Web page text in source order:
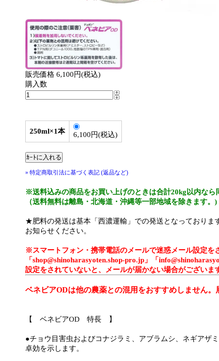
販売価格 6,100円(税込)
購入数
250ml×1本 6,100円(税込)
» 特定商取引法に基づく表記 (返品など)
※送料込みの商品をお買い上げのときは合計20kg以内なら
（送料無料は離島・北海道・沖縄等一部地域を除きます。)
★肥料の発送は基本「西濃運輸」での発送となっておりま
お知らせください。
※スマートフォン・携帯電話のメールで迷惑メール設定を
「shop@shinoharasyoten.shop-pro.jp」「
設定をされていないと、メールが届かない場合がございま
ベネビアODは他の農薬との混用をおすすめしません。
【 ベネビアOD 特長 】
●チョウ目害虫およびコナジラミ、アブラムシ、ネギアザ
卓効を示します。